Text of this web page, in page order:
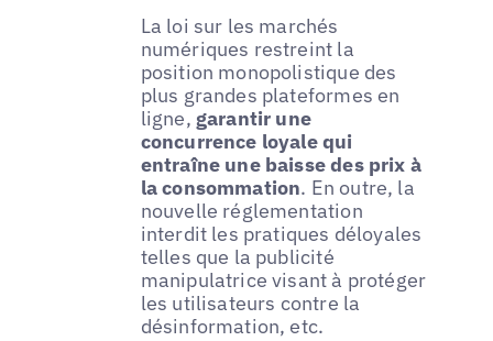
La loi sur les marchés
numériques restreint la
position monopolistique des
plus grandes plateformes en
ligne, garantir une
concurrence loyale qui
entraîne une baisse des prix à
la consommation. En outre, la
nouvelle réglementation
interdit les pratiques déloyales
telles que la publicité
manipulatrice visant à protéger
les utilisateurs contre la
désinformation, etc.